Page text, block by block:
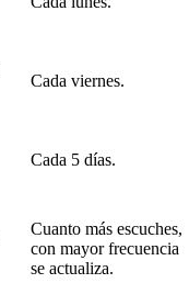
Cada viernes.
Cada 5 días.
Cuanto más escuches,
con mayor frecuencia
se actualiza.